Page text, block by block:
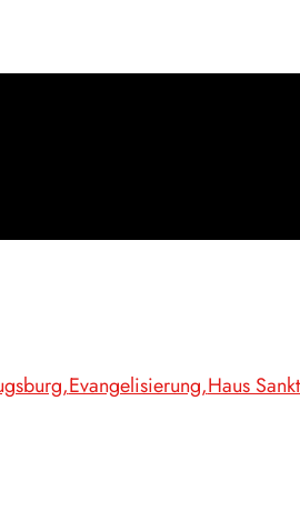
Evangelisierung Haus